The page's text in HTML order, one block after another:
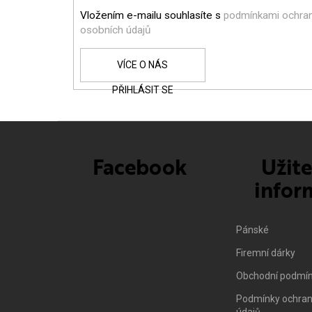
Vložením e-mailu souhlasíte s podmínkami
osobních údajů
PŘIHLÁSIT SE
Facebook
Pánské
Firemní dárky
Obchodní
Podmínky